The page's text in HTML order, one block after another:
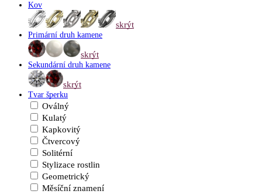
Kov
skrýt
Primární druh kamene
skrýt
Sekundární druh kamene
skrýt
Tvar šperku
Oválný
Kulatý
Kapkovitý
Čtvercový
Solitérní
Stylizace rostlin
Geometrický
Měsíční znamení